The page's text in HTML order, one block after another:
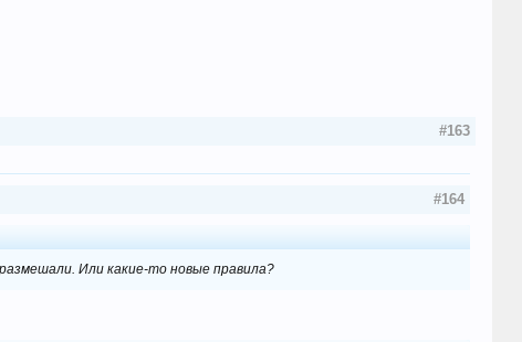
#163
#164
Или какие-то новые правила?